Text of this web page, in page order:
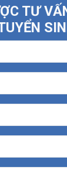
TƯ